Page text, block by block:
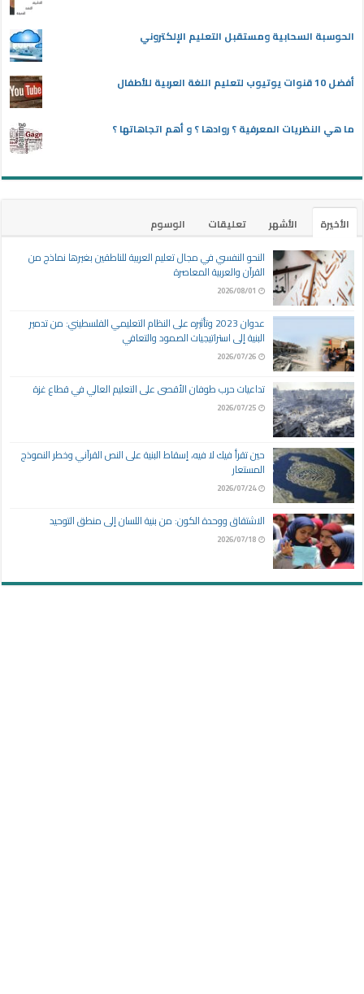
الحوسبة السحابية ومستقبل التعليم الإلكتروني
أفضل 10 قنوات يوتيوب لتعليم اللغة العربية للأطفال
ما هي النظريات المعرفية ؟ روادها ؟ و أهم اتجاهاتها ؟
الأخيرة الأشهر تعليقات
الوسوم
النحو النفسي في مجال تعليم العربية للناطقين بغيرها نماذج من
القرآن والعربية المعاصرة
2026/08/01
عدوان 2023 وتأثيره على النظام التعليمي الفلسطيني: من تدمير
البنية إلى استراتيجيات الصمود والتعافي
2026/07/26
تداعيات حرب طوفان الأقصى على التعليم العالي في قطاع غزة
2026/07/25
حين تقرأ فيك لا فيه، إسقاط البنية على النص القرآني وخطر النموذج
المستعار
2026/07/24
الاشتقاق ووحدة الكون: من بنية اللسان إلى منطق التوحيد
2026/07/18